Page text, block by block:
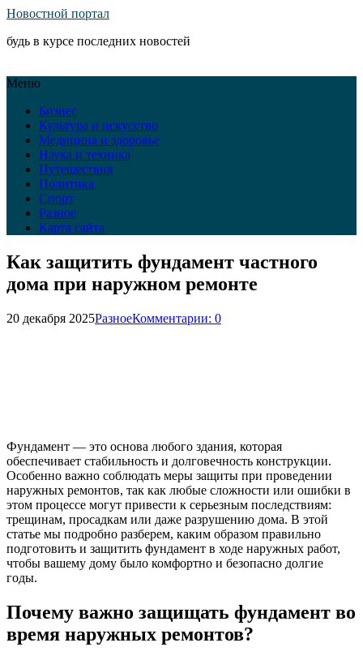
Новостной портал
будь в курсе последних новостей
Меню
Бизнес
Культура и искусство
Медицина и здоровье
Наука и техника
Путешествия
Политика
Спорт
Разное
Карта сайта
Как защитить фундамент частного
дома при наружном ремонте
20 декабря 2025РазноеКомментарии: 0
Фундамент — это основа любого здания, которая
обеспечивает стабильность и долговечность конструкции.
Особенно важно соблюдать меры защиты при проведении
наружных ремонтов, так как любые сложности или ошибки в
этом процессе могут привести к серьезным последствиям:
трещинам, просадкам или даже разрушению дома. В этой
статье мы подробно разберем, каким образом правильно
подготовить и защитить фундамент в ходе наружных работ,
чтобы вашему дому было комфортно и безопасно долгие
годы.
Почему важно защищать фундамент во
время наружных ремонтов?